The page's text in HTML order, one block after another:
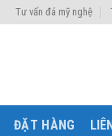
Tư vấn đá mỹ nghệ
ĐẶT HÀNG